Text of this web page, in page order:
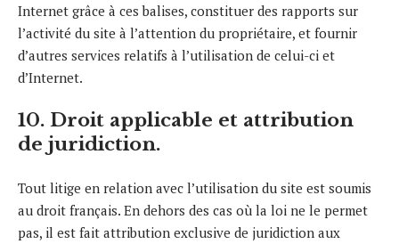
Internet grâce à ces balises, constituer des rapports sur
l’activité du site à l’attention du propriétaire, et fournir
d’autres services relatifs à l’utilisation de celui-ci et
d’Internet.
10. Droit applicable et attribution
de juridiction.
Tout litige en relation avec l’utilisation du site est soumis
au droit français. En dehors des cas où la loi ne le permet
pas, il est fait attribution exclusive de juridiction aux